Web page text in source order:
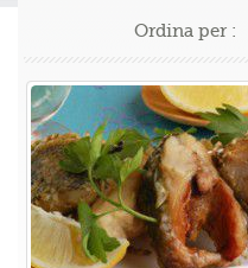
Ordina per :